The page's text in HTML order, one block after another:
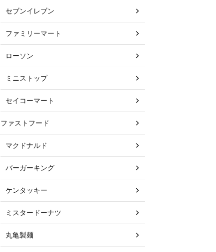
セブンイレブン
ファミリーマート
ローソン
ミニストップ
セイコーマート
ファストフード
マクドナルド
バーガーキング
ケンタッキー
ミスタードーナツ
丸亀製麺